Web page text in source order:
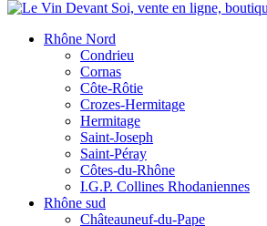
Rhône Nord
Condrieu
Cornas
Côte-Rôtie
Crozes-Hermitage
Hermitage
Saint-Joseph
Saint-Péray
Côtes-du-Rhône
I.G.P. Collines Rhodaniennes
Rhône sud
Châteauneuf-du-Pape